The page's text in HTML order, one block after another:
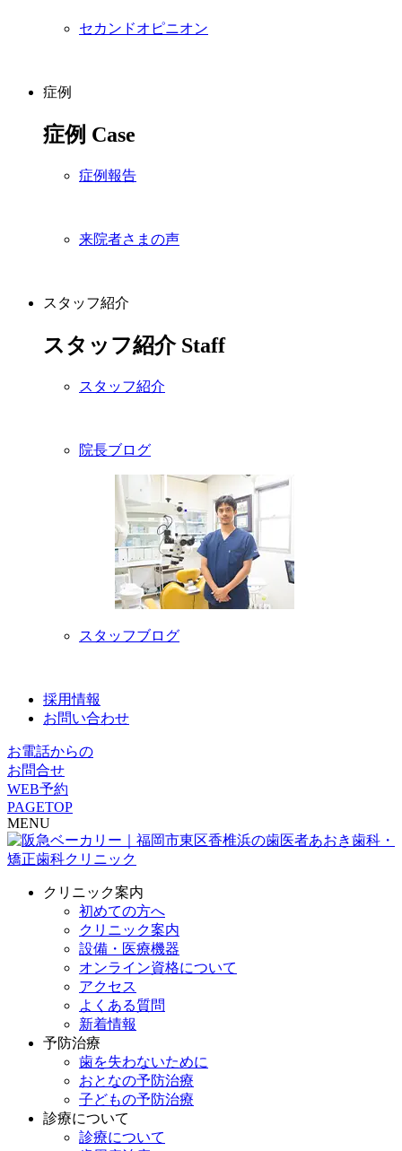
セカンドオピニオン
症例
症例 Case
症例報告
来院者さまの声
スタッフ紹介
スタッフ紹介 Staff
スタッフ紹介
院長ブログ
スタッフブログ
採用情報
お問い合わせ
お電話からの
お問合せ
WEB予約
PAGETOP
MENU
クリニック案内
初めての方へ
クリニック案内
設備・医療機器
オンライン資格について
アクセス
よくある質問
新着情報
予防治療
歯を失わないために
おとなの予防治療
子どもの予防治療
診療について
診療について